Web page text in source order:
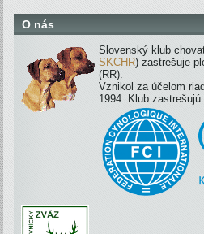
O nás
Slovenský klub
SKCHR) zastrešuje
(RR).
Vznikol za účelom
1994. Klub zastrešujú